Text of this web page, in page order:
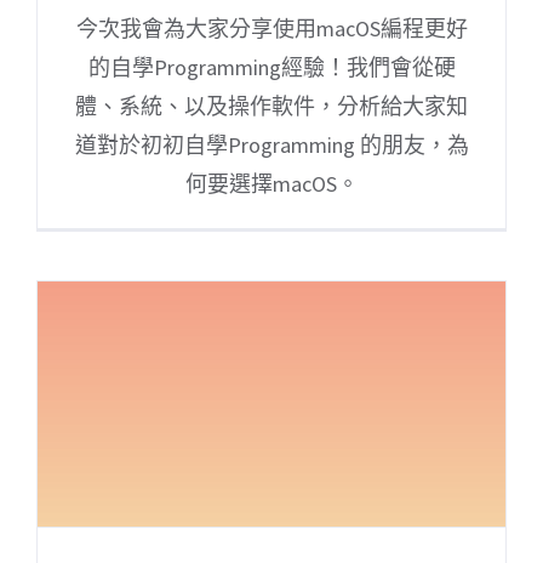
今次我會為大家分享使用macOS編程更好
的自學Programming經驗！我們會從硬
體、系統、以及操作軟件，分析給大家知
道對於初初自學Programming 的朋友，為
何要選擇macOS。